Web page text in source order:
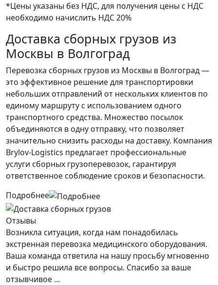
*Цены указаны без НДС, для получения цены с НДС
необходимо начислить НДС 20%
Доставка сборных грузов из
Москвы в Волгоград
Перевозка сборных грузов из Москвы в Волгоград —
это эффективное решение для транспортировки
небольших отправлений от нескольких клиентов по
единому маршруту с использованием одного
транспортного средства. Множество посылок
объединяются в одну отправку, что позволяет
значительно снизить расходы на доставку. Компания
Brylov-Logistics предлагает профессиональные
услуги сборных грузоперевозок, гарантируя
ответственное соблюдение сроков и безопасности.
Подробнее
Отзывы
Возникла ситуация, когда нам понадобилась
экстренная перевозка медицинского оборудования.
Ваша команда ответила на нашу просьбу мгновенно
и быстро решила все вопросы. Спасибо за ваше
отзывчивое ...